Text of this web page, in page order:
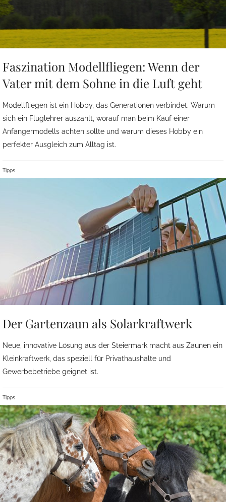
Faszination Modellfliegen: Wenn der
Vater mit dem Sohne in die Luft geht
Modellfliegen ist ein Hobby, das Generationen verbindet. Warum
sich ein Fluglehrer auszahlt, worauf man beim Kauf einer
Anfängermodells achten sollte und warum dieses Hobby ein
perfekter Ausgleich zum Alltag ist.
Tipps
Der Gartenzaun als Solarkraftwerk
Neue, innovative Lösung aus der Steiermark macht aus Zäunen ein
Kleinkraftwerk, das speziell für Privathaushalte und
Gewerbebetriebe geignet ist.
Tipps